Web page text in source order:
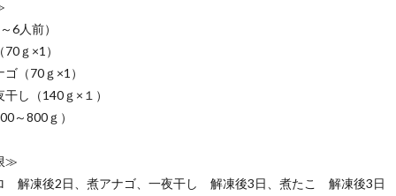
6人前）
ｇ×1）
（70ｇ×1）
し（140ｇ×１）
～800ｇ）
≫
解凍後2日、煮アナゴ、一夜干し 解凍後3日、煮たこ 解凍後3日